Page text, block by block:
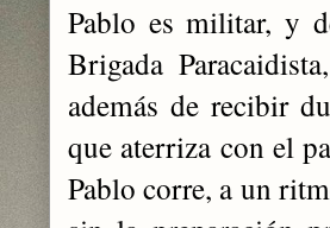
Pablo es militar, y
Brigada
además de recibir
que aterriza con el
Pablo corre, a un